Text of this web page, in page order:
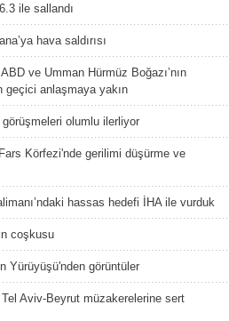
ile sallandı
hava saldırısı
ve Umman Hürmüz Boğazı’nın
geçici anlaşmaya yakın
olumlu ilerliyor
Körfezi'nde gerilimi düşürme ve
hassas hedefi İHA ile vurduk
coşkusu
Yürüyüşü'nden görüntüler
Aviv-Beyrut müzakerelerine sert